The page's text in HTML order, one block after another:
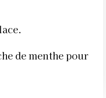
de menthe pour